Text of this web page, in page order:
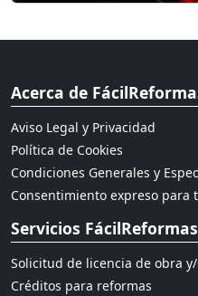
Acerca de
Aviso Legal y Privacidad
Política de Cookies
Condiciones Generales y
Consentimiento expreso para
Servicios FácilReformas
Solicitud de licencia de obra
Créditos para reformas